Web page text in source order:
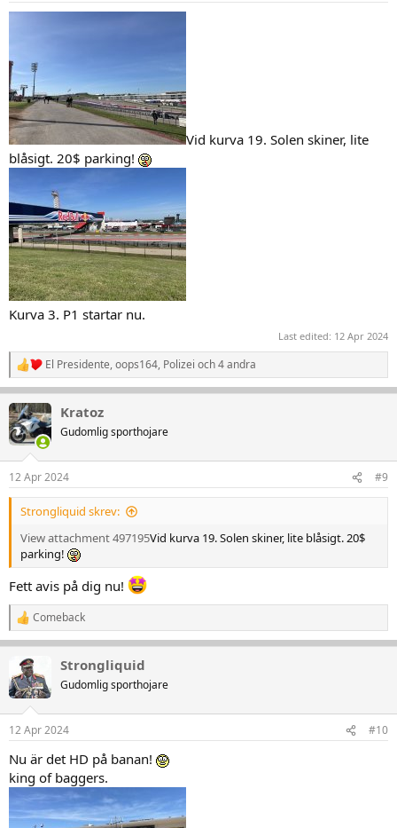
r
Vid kurva 19. Solen skiner, lite
blåsigt. 20$ parking!
Kurva 3. P1 startar nu.
Last edited: 12 Apr 2024
R
e
a
k
t
i
n
e
r
El Presidente,oops164, Polizei och 4 andra
Kratoz
Gudomlig sporthojare
12 Apr 2024 #9
Strongliquid skrev:
View attachment 497195Vid kurva 19. Solen skiner, lite blåsigt. 20$
parking!
Fett avis på dig nu!
R
e
a
k
t
i
n
e
:
Comeback
Strongliquid
Gudomlig sporthojare
12 Apr 2024 #10
Nu är det HD på banan!
king of baggers.